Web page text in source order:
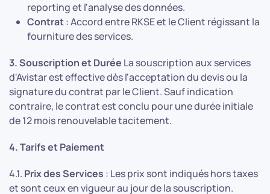
reporting et l'analyse des données.
Contrat: Accord entre RKSE et le Client régissant la
fourniture des services.
3. Souscription et Durée La souscription aux services
d'Avistar est effective dès l'acceptation du devis ou la
signature du contrat par le Client. Sauf indication
contraire, le contrat est conclu pour une durée initiale
de 12 mois renouvelable tacitement.
4. Tarifs et Paiement
4.1. Prix des Services : Les prix sont indiqués hors taxes
et sont ceux en vigueur au jour de la souscription.